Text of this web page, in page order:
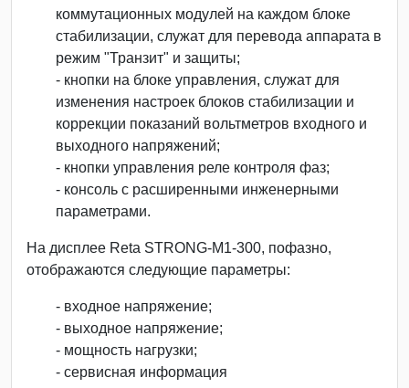
коммутационных модулей на каждом блоке
стабилизации, служат для перевода аппарата в
режим "Транзит" и защиты;
- кнопки на блоке управления, служат для
изменения настроек блоков стабилизации и
коррекции показаний вольтметров входного и
выходного напряжений;
- кнопки управления реле контроля фаз;
- консоль с расширенными инженерными
параметрами.
На дисплее Reta STRONG-М1-300, пофазно,
отображаются следующие параметры:
- входное напряжение;
- выходное напряжение;
- мощность нагрузки;
- сервисная информация